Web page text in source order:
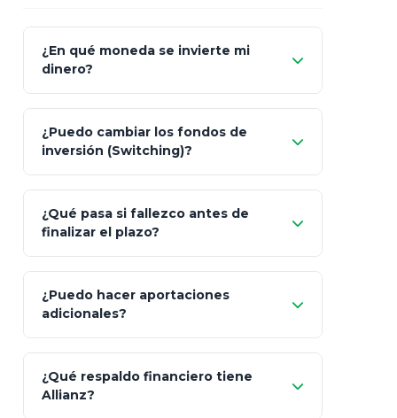
¿En qué moneda se invierte mi
dinero?
inflación), Dólares o Euros
¿Puedo cambiar los fondos de
inversión (Switching)?
"Switching" (cambio de fondos)
¿Qué pasa si fallezco antes de
finalizar el plazo?
100% a tus
beneficiarios designados
¿Puedo hacer aportaciones
adicionales?
¿Qué respaldo financiero tiene
Allianz?